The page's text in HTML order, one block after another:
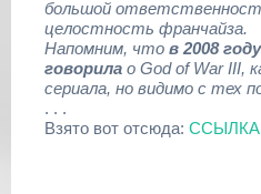
большой
целостность франчайза.
Напомним, что в 2008
говорила о God of War III,
сериала, но видимо с тех
. . .
Взято вот отсюда: ССЫЛКА